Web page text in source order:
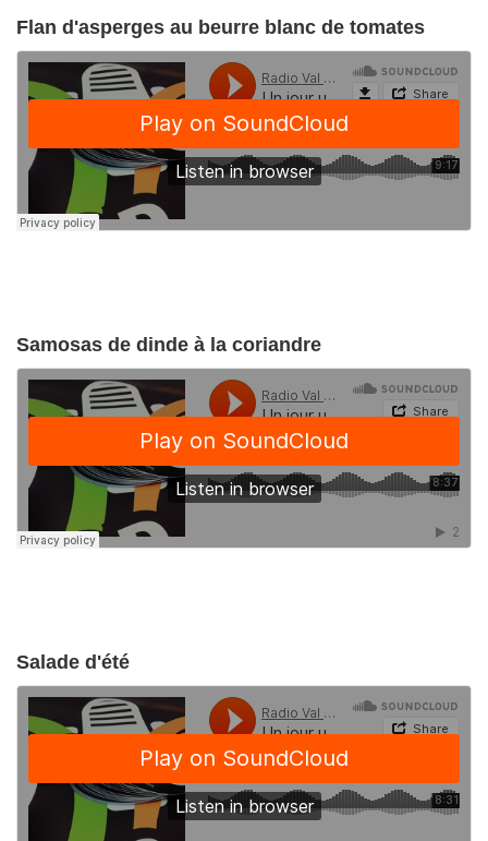
Flan d'asperges au beurre blanc de tomates
Samosas de dinde à la coriandre
Salade d'été